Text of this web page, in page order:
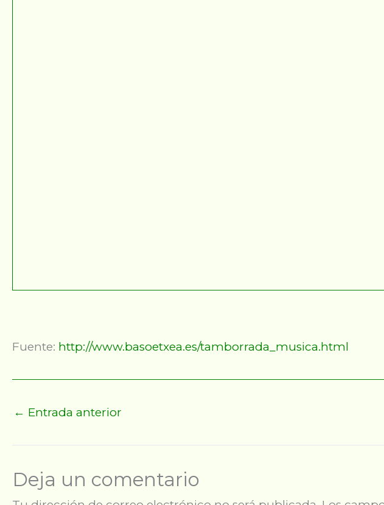
Fuente: http://www.basoetxea.es/tamborrada_musica.html
← Entrada anterior
Deja un comentario